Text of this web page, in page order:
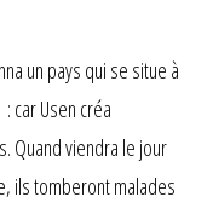
un pays qui se situe à
car Usen créa
Quand viendra le jour
ils tomberont malades